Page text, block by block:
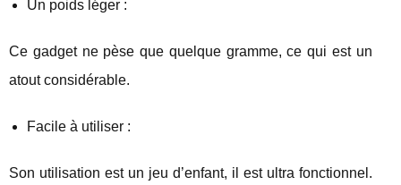
Un poids léger :
Ce gadget ne pèse que quelque gramme, ce qui est un
atout considérable.
Facile à utiliser :
Son utilisation est un jeu d’enfant, il est ultra fonctionnel.